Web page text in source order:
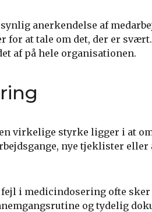
anerkendelse af
for at tale om det, der er
af på hele organisationen.
virkelige styrke ligger i at
nye tjeklister
i medicindosering ofte
og tydelig